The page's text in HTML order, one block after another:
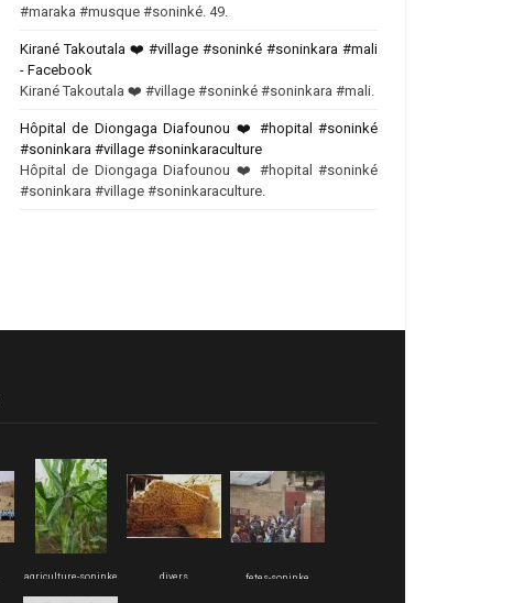
#maraka #musque #soninké. 49.
Kirané Takoutala ❤️‍ #village #soninké #soninkara #mali
- Facebook
Kirané Takoutala ❤️‍ #village #soninké #soninkara #mali.
Hôpital de Diongaga Diafounou ❤️‍ #hopital #soninké
#soninkara #village #soninkaraculture
Hôpital de Diongaga Diafounou ❤️‍ #hopital #soninké
#soninkara #village #soninkaraculture.
agriculture-soninke divers fetes-soninke